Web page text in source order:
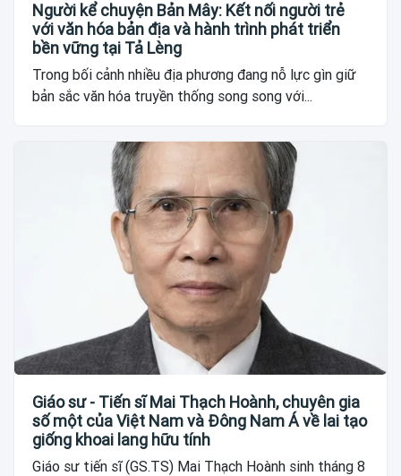
Người kể chuyện Bản Mây: Kết nối người trẻ
với văn hóa bản địa và hành trình phát triển
bền vững tại Tả Lèng
Trong bối cảnh nhiều địa phương đang nỗ lực gìn giữ
bản sắc văn hóa truyền thống song song với...
Giáo sư - Tiến sĩ Mai Thạch Hoành, chuyên gia
số một của Việt Nam và Đông Nam Á về lai tạo
giống khoai lang hữu tính
Giáo sư tiến sĩ (GS.TS) Mai Thạch Hoành sinh tháng 8